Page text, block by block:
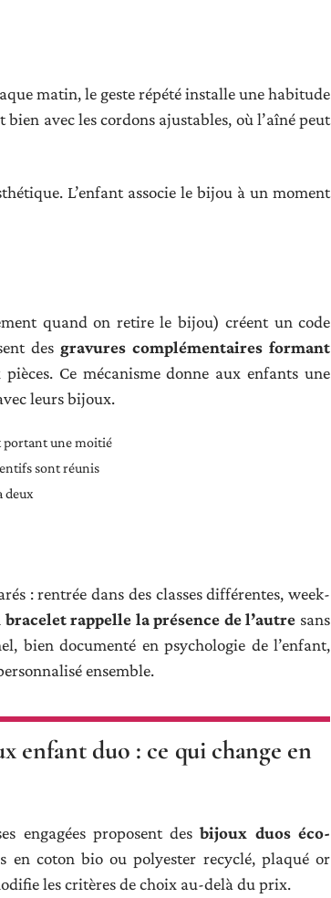
matin, le geste répété installe une habitude
avec les cordons ajustables, où l’aîné peut
L’enfant associe le bijou à un moment
quand on retire le bijou) créent un code
des gravures complémentaires formant
Ce mécanisme donne aux enfants une
leurs bijoux.
portant une moitié
sont réunis
deux
: rentrée dans des classes différentes, week-
rappelle la présence de l’autre sans
bien documenté en psychologie de l’enfant,
ensemble.
enfant duo : ce qui change en
engagées proposent desbijoux duos éco-
en coton bio ou polyester recyclé, plaqué or
les critères de choix au-delà du prix.